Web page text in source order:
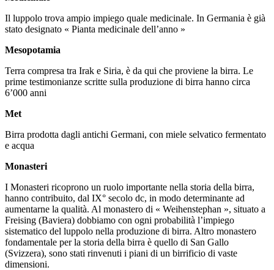
Il luppolo trova ampio impiego quale medicinale. In Germania è già
stato designato « Pianta medicinale dell’anno »
Mesopotamia
Terra compresa tra Irak e Siria, è da qui che proviene la birra. Le
prime testimonianze scritte sulla produzione di birra hanno circa
6’000 anni
Met
Birra prodotta dagli antichi Germani, con miele selvatico fermentato
e acqua
Monasteri
I Monasteri ricoprono un ruolo importante nella storia della birra,
hanno contribuito, dal IX° secolo dc, in modo determinante ad
aumentarne la qualità. Al monastero di « Weihenstephan », situato a
Freising (Baviera) dobbiamo con ogni probabilità l’impiego
sistematico del luppolo nella produzione di birra. Altro monastero
fondamentale per la storia della birra è quello di San Gallo
(Svizzera), sono stati rinvenuti i piani di un birrificio di vaste
dimensioni.